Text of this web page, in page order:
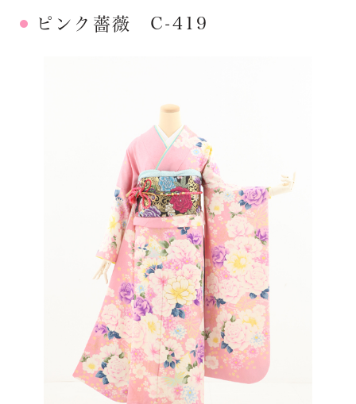
ABOUT
お知らせ・イベント
お問い合わせ・来店予約
ピンク薔薇 C-419